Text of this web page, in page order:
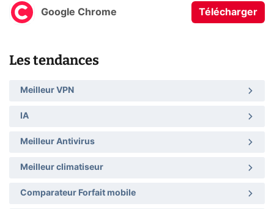
Google Chrome Télécharger
Les tendances
Meilleur VPN
IA
Meilleur Antivirus
Meilleur climatiseur
Comparateur Forfait mobile